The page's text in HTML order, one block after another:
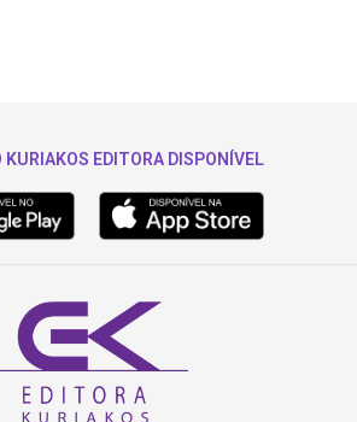
KURIAKOS EDITORA DISPONÍVEL